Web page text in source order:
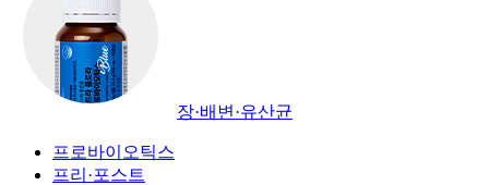
장·배변·유산균
프로바이오틱스
프리·포스트